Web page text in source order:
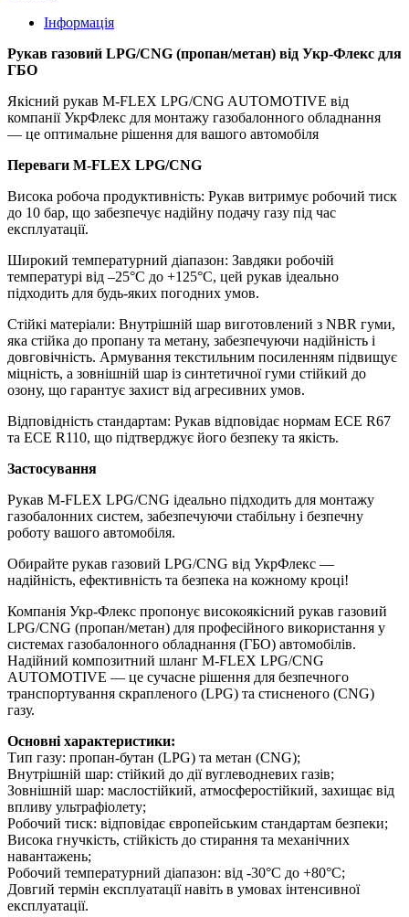
Інформація
Рукав газовий LPG/CNG (пропан/метан) від Укр-Флекс для
ГБО
Якісний рукав M-FLEX LPG/CNG AUTOMOTIVE від
компанії УкрФлекс для монтажу газобалонного обладнання
— це оптимальне рішення для вашого автомобіля
Переваги M-FLEX LPG/CNG
Висока робоча продуктивність: Рукав витримує робочий тиск
до 10 бар, що забезпечує надійну подачу газу під час
експлуатації.
Широкий температурний діапазон: Завдяки робочій
температурі від –25°С до +125°С, цей рукав ідеально
підходить для будь-яких погодних умов.
Стійкі матеріали: Внутрішній шар виготовлений з NBR гуми,
яка стійка до пропану та метану, забезпечуючи надійність і
довговічність. Армування текстильним посиленням підвищує
міцність, а зовнішній шар із синтетичної гуми стійкий до
озону, що гарантує захист від агресивних умов.
Відповідність стандартам: Рукав відповідає нормам ECE R67
та ECE R110, що підтверджує його безпеку та якість.
Застосування
Рукав M-FLEX LPG/CNG ідеально підходить для монтажу
газобалонних систем, забезпечуючи стабільну і безпечну
роботу вашого автомобіля.
Обирайте рукав газовий LPG/CNG від УкрФлекс —
надійність, ефективність та безпека на кожному кроці!
Компанія Укр-Флекс пропонує високоякісний рукав газовий
LPG/CNG (пропан/метан) для професійного використання у
системах газобалонного обладнання (ГБО) автомобілів.
Надійний композитний шланг M-FLEX LPG/CNG
AUTOMOTIVE — це сучасне рішення для безпечного
транспортування скрапленого (LPG) та стисненого (CNG)
газу.
Основні характеристики:
Тип газу: пропан-бутан (LPG) та метан (CNG);
Внутрішній шар: стійкий до дії вуглеводневих газів;
Зовнішній шар: маслостійкий, атмосферостійкий, захищає від
впливу ультрафіолету;
Робочий тиск: відповідає європейським стандартам безпеки;
Висока гнучкість, стійкість до стирання та механічних
навантажень;
Робочий температурний діапазон: від -30°C до +80°C;
Довгий термін експлуатації навіть в умовах інтенсивної
експлуатації.